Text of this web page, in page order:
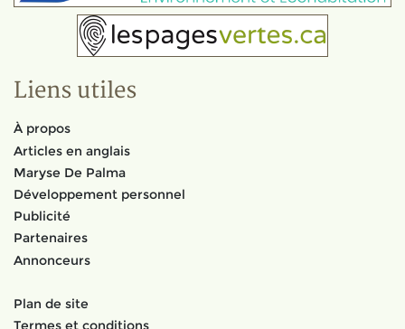
Liens utiles
À propos
Articles en anglais
Maryse De Palma
Développement personnel
Publicité
Partenaires
Annonceurs
Plan de site
Termes et conditions